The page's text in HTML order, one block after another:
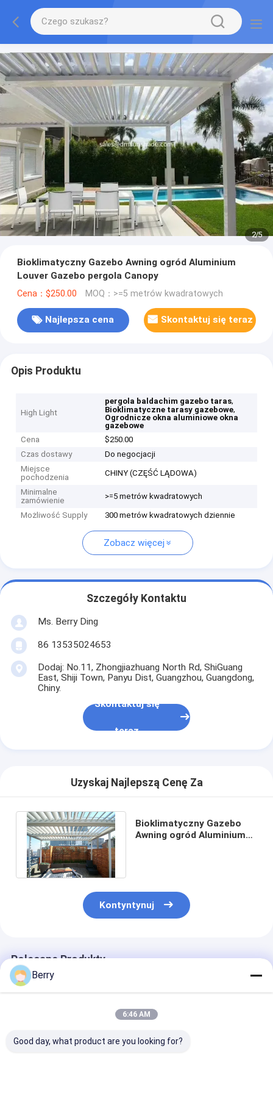
2/5
Bioklimatyczny Gazebo Awning ogród Aluminium
Louver Gazebo pergola Canopy
Cena：$250.00 MOQ：>=5 metrów kwadratowych
Najlepsza cena Skontaktuj się teraz
Opis Produktu
High Light
pergola baldachim gazebo taras,
Bioklimatyczne tarasy gazebowe,
Ogrodnicze okna aluminiowe okna
gazebowe
Cena
$250.00
Czas dostawy
Do negocjacji
Miejsce
pochodzenia
CHINY (CZĘŚĆ LĄDOWA)
Minimalne
zamówienie
>=5 metrów kwadratowych
Możliwość Supply 300 metrów kwadratowych dziennie
Zobacz więcej
Szczegóły Kontaktu
Ms. Berry Ding
86 13535024653
Dodaj: No.11, Zhongjiazhuang North Rd, ShiGuang
East, Shiji Town, Panyu Dist, Guangzhou, Guangdong,
Chiny.
Skontaktuj się
teraz
Uzyskaj Najlepszą Cenę Za
Bioklimatyczny Gazebo
Awning ogród Aluminium
Kontyntynuj
Polecane Produkty
Berry
6:46 AM
Good day, what product are you looking for?